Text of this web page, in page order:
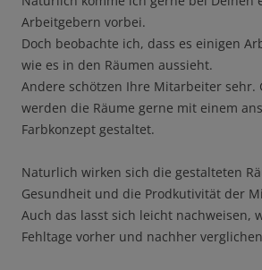
Arbeitgebern vorbei.
Doch beobachte ich, dass es einigen
wie es in den Räumen aussieht.
Andere schötzen Ihre Mitarbeiter sehr.
werden die Räume gerne mit einem
Farbkonzept gestaltet.
Naturlich wirken sich die gestalteten
Gesundheit und die Prodkutivität der
Auch das lasst sich leicht nachweisen,
Fehltage vorher und nachher